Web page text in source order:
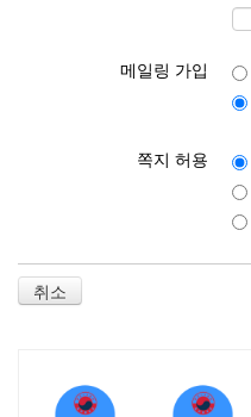
메일링 가입
쪽지 허용
취소